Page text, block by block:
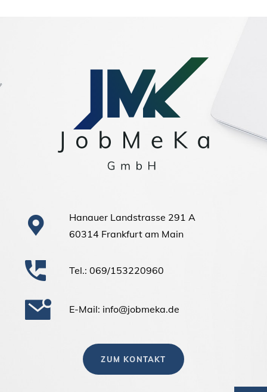
Hanauer Landstrasse 291 A
60314 Frankfurt am Main
Tel.: 069/153220960
E-Mail: info@jobmeka.de
ZUM KONTAKT